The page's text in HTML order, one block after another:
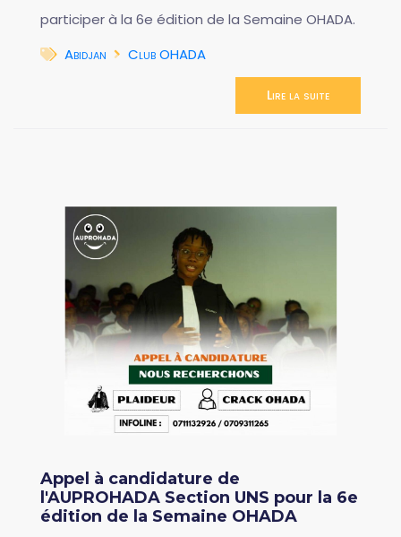
participer à la 6e édition de la Semaine OHADA.
Abidjan
Club OHADA
Lire la suite
Appel à candidature de
l'AUPROHADA Section UNS pour la 6e
édition de la Semaine OHADA